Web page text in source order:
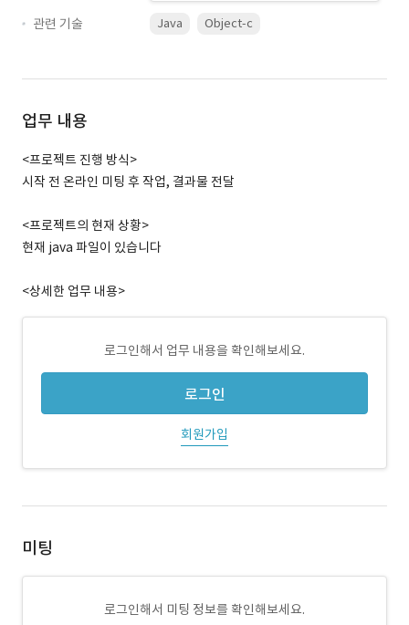
관련 기술
Java Object-c
업무 내용
<프로젝트 진행 방식>
시작 전 온라인 미팅 후 작업, 결과물 전달
<프로젝트의 현재 상황>
현재 java 파일이 있습니다
<상세한 업무 내용>
로그인해서 업무 내용을 확인해보세요.
로그인
회원가입
미팅
로그인해서 미팅 정보를 확인해보세요.